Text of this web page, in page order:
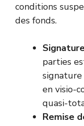
conditions
des fonds.
parties
en visio-
quasi-
Remise